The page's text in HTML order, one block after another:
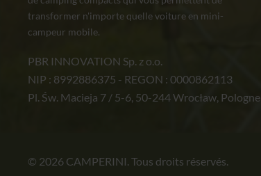
transformer n'importe quelle voiture en mini-
campeur mobile.
PBR INNOVATION Sp. z o.o.
NIP : 8992886375 - REGON : 0000862113
Pl. Św. Macieja 7 / 5-6, 50-244 Wrocław, Pologne
© 2026 CAMPERINI. Tous droits réservés.